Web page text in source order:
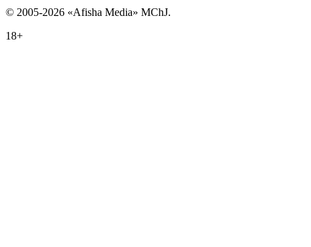
© 2005-2026 «Afisha Media» MChJ.
18+